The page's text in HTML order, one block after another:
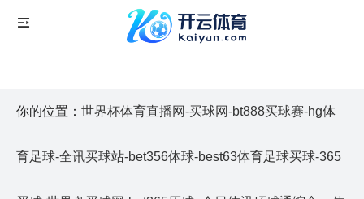
你的位置： 世界杯体育直播网-买球网-bt888买球赛-hg体
育足球-全讯买球站-bet356体球-best63体育足球买球-365